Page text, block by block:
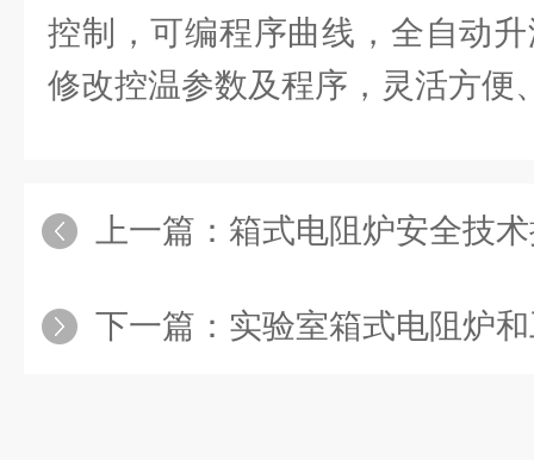
控制，可编程序曲线，全自动
修改控温参数及程序，灵活方便
上一篇： 箱式电阻炉安全技
下一篇： 实验室箱式电阻炉和